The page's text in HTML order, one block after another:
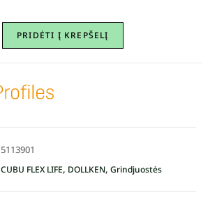
PRIDĖTI Į KREPŠELĮ
5113901
CUBU FLEX LIFE, DOLLKEN, Grindjuostės